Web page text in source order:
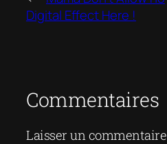
Digital Effect Here !
Commentaires
Laisser un commentaire